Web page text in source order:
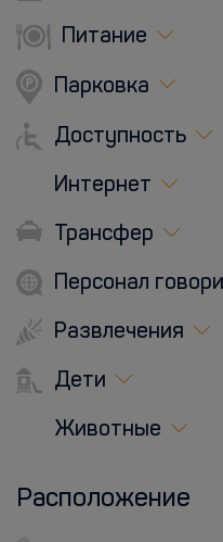
Питание
Парковка
Доступность
Интернет
Трансфер
Персонал
Развлечения
Дети
Животные
Расположение